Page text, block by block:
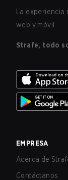
La
web y móvil.
Strafe, todo
EMPRESA
Acerca de
Contáctanos